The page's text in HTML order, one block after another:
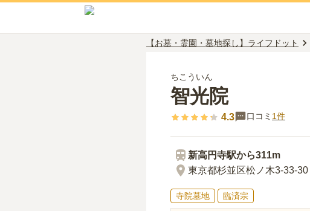
【お墓・霊園・墓地探し】ライフドット
ちこういん
智光院
4.3 口コミ 1件
新高円寺駅から311m
東京都杉並区松ノ木3-33-30
寺院墓地 臨済宗